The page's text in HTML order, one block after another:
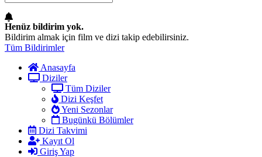
Henüz bildirim yok.
Bildirim almak için film ve dizi takip edebilirsiniz.
Tüm Bildirimler
Anasayfa
Diziler
Tüm Diziler
Dizi Keşfet
Yeni Sezonlar
Bugünkü Bölümler
Dizi Takvimi
Kayıt Ol
Giriş Yap